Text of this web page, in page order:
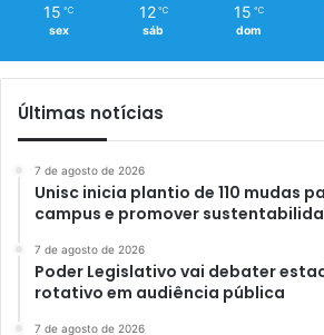
15 ℃
sex
12 ℃
sáb
15 ℃
dom
Últimas notícias
7 de agosto de 2026
Unisc inicia plantio de 110 mudas
campus e promover
7 de agosto de 2026
Poder Legislativo vai debater
rotativo em audiência pública
7 de agosto de 2026